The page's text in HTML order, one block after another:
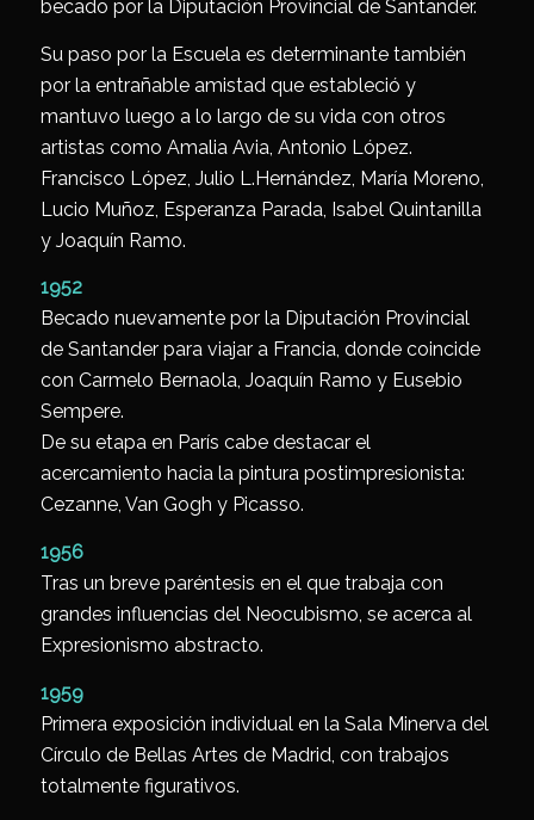
becado por la Diputación Provincial de Santander.
Su paso por la Escuela es determinante también
por la entrañable amistad que estableció y
mantuvo luego a lo largo de su vida con otros
artistas como Amalia Avia, Antonio López.
Francisco López, Julio L.Hernández, María Moreno,
Lucio Muñoz, Esperanza Parada, Isabel Quintanilla
y Joaquín Ramo.
1952
Becado nuevamente por la Diputación Provincial
de Santander para viajar a Francia, donde coincide
con Carmelo Bernaola, Joaquín Ramo y Eusebio
Sempere.
De su etapa en París cabe destacar el
acercamiento hacia la pintura postimpresionista:
Cezanne, Van Gogh y Picasso.
1956
Tras un breve paréntesis en el que trabaja con
grandes influencias del Neocubismo, se acerca al
Expresionismo abstracto.
1959
Primera exposición individual en la Sala Minerva del
Círculo de Bellas Artes de Madrid, con trabajos
totalmente figurativos.